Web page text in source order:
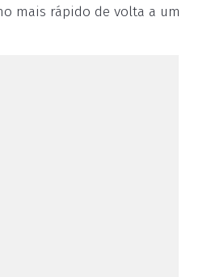
mais rápido de volta a um